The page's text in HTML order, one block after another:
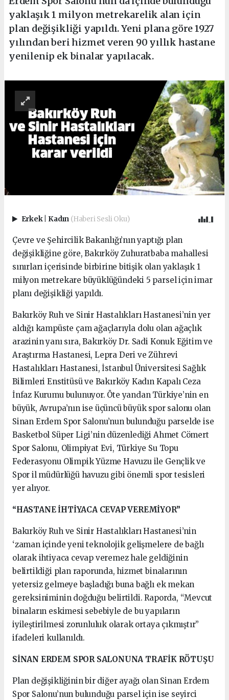
yaklaşık 1 milyon metrekarelik alan için
plan değişikliği yapıldı. Yeni plana göre 1927
yılından beri hizmet veren 90 yıllık hastane
yenilenip ek binalar yapılacak.
Erkek Kadın (Haberi Sesli Oku)
Çevre ve Şehircilik Bakanlığı’nın yaptığı plan
değişikliğine göre, Bakırköy Zuhuratbaba mahallesi
sınırları içerisinde birbirine bitişik olan yaklaşık 1
milyon metrekare büyüklüğündeki 5 parsel için imar
planı değişikliği yapıldı.
Bakırköy Ruh ve Sinir Hastalıkları Hastanesi’nin yer
aldığı kampüste çam ağaçlarıyla dolu olan ağaçlık
arazinin yanı sıra, Bakırköy Dr. Sadi Konuk Eğitim ve
Araştırma Hastanesi, Lepra Deri ve Zührevi
Hastalıkları Hastanesi, İstanbul Üniversitesi Sağlık
Bilimleri Enstitüsü ve Bakırköy Kadın Kapalı Ceza
İnfaz Kurumu bulunuyor. Öte yandan Türkiye’nin en
büyük, Avrupa’nın ise üçüncü büyük spor salonu olan
Sinan Erdem Spor Salonu’nun bulunduğu parselde ise
Basketbol Süper Ligi’nin düzenlediği Ahmet Cömert
Spor Salonu, Olimpiyat Evi, Türkiye Su Topu
Federasyonu Olimpik Yüzme Havuzu ile Gençlik ve
Spor il müdürlüğü havuzu gibi önemli spor tesisleri
yer alıyor.
“HASTANE İHTİYACA CEVAP VEREMİYOR”
Bakırköy Ruh ve Sinir Hastalıkları Hastanesi’nin
‘zaman içinde yeni teknolojik gelişmelere de bağlı
olarak ihtiyaca cevap veremez hale geldiğinin
belirtildiği plan raporunda, hizmet binalarının
yetersiz gelmeye başladığı buna bağlı ek mekan
gereksiniminin doğduğu belirtildi. Raporda, “Mevcut
binaların eskimesi sebebiyle de bu yapıların
iyileştirilmesi zorunluluk olarak ortaya çıkmıştır”
ifadeleri kullanıldı.
SİNAN ERDEM SPOR SALONUNA TRAFİK RÖTUŞU
Plan değişikliğinin bir diğer ayağı olan Sinan Erdem
Spor Salonu’nun bulunduğu parsel için ise seyirci